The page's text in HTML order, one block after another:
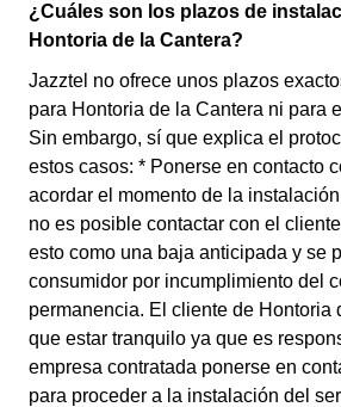
¿Cuáles son los plazos de
Hontoria de la Cantera?
Jazztel no ofrece unos plazos
para Hontoria de la Cantera ni para
Sin embargo, sí que explica el
estos casos: * Ponerse en contacto
acordar el momento de la
no es posible contactar con el
esto como una baja anticipada y se
consumidor por incumplimiento del
permanencia. El cliente de Hontoria
que estar tranquilo ya que es
empresa contratada ponerse en
para proceder a la instalación del